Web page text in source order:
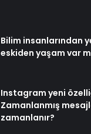
Bilim insanlarından
eskiden yaşam var
Instagram yeni
Zamanlanmış
zamanlanır?